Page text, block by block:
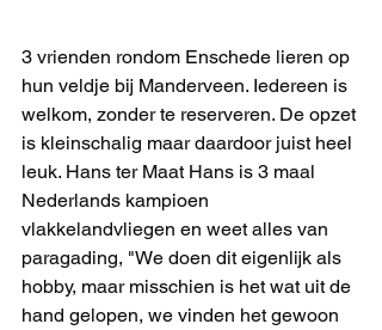
3 vrienden rondom Enschede lieren op
hun veldje bij Manderveen. Iedereen is
welkom, zonder te reserveren. De opzet
is kleinschalig maar daardoor juist heel
leuk. Hans ter Maat Hans is 3 maal
Nederlands kampioen
vlakkelandvliegen en weet alles van
paragading, "We doen dit eigenlijk als
hobby, maar misschien is het wat uit de
hand gelopen, we vinden het gewoon